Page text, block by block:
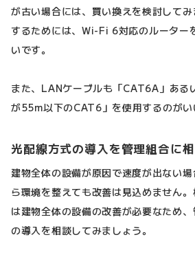
が古い場合には、買い換えを検討して
するためには、Wi-Fi 6対応のルーター
いです。
また、LANケーブルも「CAT6A」ある
が55m以下のCAT6」を使用するのがい
光配線方式の導入を管理組合に
建物全体の設備が原因で速度が出ない
ら環境を整えても改善は見込めません
は建物全体の設備の改善が必要なため
の導入を相談してみましょう。